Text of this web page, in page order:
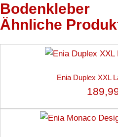
Bodenkleber
Ähnliche
Enia Duplex XXL